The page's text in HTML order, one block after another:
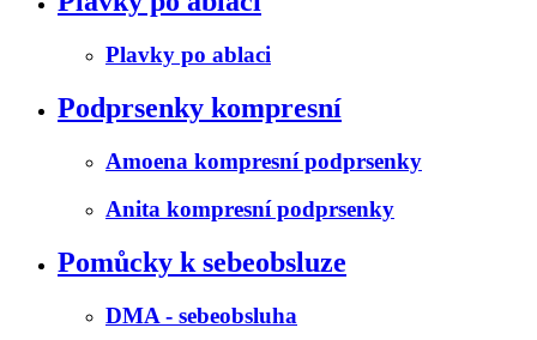
Plavky po ablaci
Podprsenky kompresní
Amoena kompresní podprsenky
Anita kompresní podprsenky
Pomůcky k sebeobsluze
DMA - sebeobsluha